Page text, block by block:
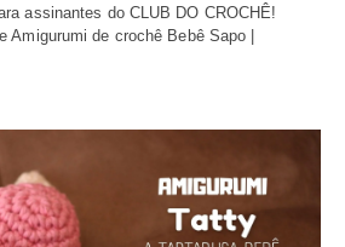
assinantes do CLUB DO CROCHÊ!
Amigurumi de crochê Bebê Sapo |